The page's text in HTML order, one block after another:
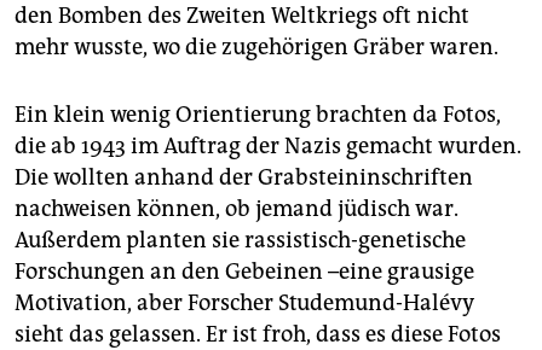
den Bomben des Zweiten Weltkriegs oft nicht
mehr wusste, wo die zugehörigen Gräber waren.
Ein klein wenig Orientierung brachten da Fotos,
die ab 1943 im Auftrag der Nazis gemacht wurden.
Die wollten anhand der Grabsteininschriften
nachweisen können, ob jemand jüdisch war.
Außerdem planten sie rassistisch-genetische
Forschungen an den Gebeinen –eine grausige
Motivation, aber Forscher Studemund-Halévy
sieht das gelassen. Er ist froh, dass es diese Fotos